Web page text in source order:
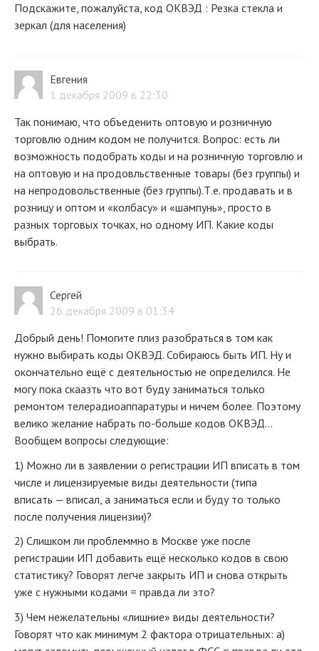
Подскажите, пожалуйста, код ОКВЭД : Резка стекла и
зеркал (для населения)
Евгения
1 декабря 2009 в 22:30
Так понимаю, что объеденить оптовую и розничную
торговлю одним кодом не получится. Вопрос: есть ли
возможность подобрать коды и на розничную торговлю и
на оптовую и на продовльственные товары (без группы) и
на непродовольственные (без группы).Т.е. продавать и в
розницу и оптом и «колбасу» и «шампунь», просто в
разных торговых точках, но одному ИП. Какие коды
выбрать.
Сергей
26 декабря 2009 в 01:34
Добрый день! Помогите плиз разобраться в том как
нужно выбирать коды ОКВЭД. Собираюсь быть ИП. Ну и
окончательно ещё с деятельностью не определился. Не
могу пока скаазть что вот буду заниматься только
ремонтом телерадиоаппаратуры и ничем более. Поэтому
велико желание набрать по-больше кодов ОКВЭД...
Вообщем вопросы следующие:
1) Можно ли в заявлении о регистрации ИП вписать в том
числе и лицензируемые виды деятельности (типа
вписать — вписал, а заниматься если и буду то только
после получения лицензии)?
2) Слишком ли проблеммно в Москве уже после
регистрации ИП добавить ещё несколько кодов в свою
статистику? Говорят легче закрыть ИП и снова открыть
уже с нужными кодами = правда ли это?
3) Чем нежелательны «лишние» виды деятельности?
Говорят что как минимум 2 фактора отрицательных: а)